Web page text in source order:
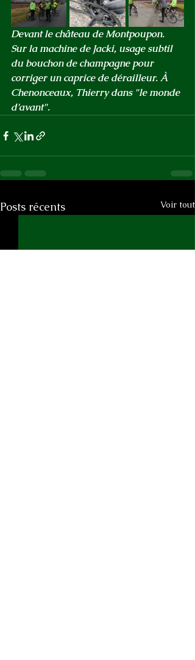
Devant le château de Montpoupon.
Sur la machine de Jacki, usage subtil
du bouchon de champagne pour
corriger un caprice de dérailleur. À
Chenonceaux, Thierry dans "le monde
d'avant".
Posts récents Voir tout